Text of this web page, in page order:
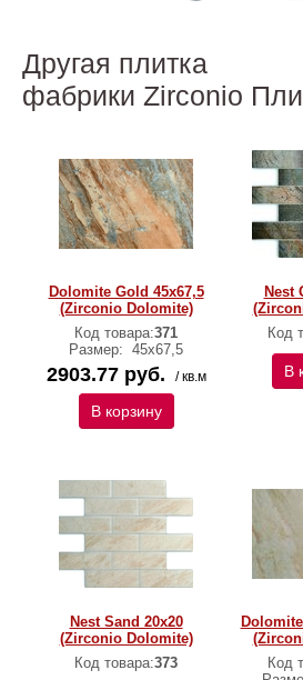
Другая плитка
фабрики Zirconio
Dolomite Gold 45x67,5
(Zirconio Dolomite)
Код товара:371
Размер: 45х67,5
2903.77 руб. / кв.м
В корзину
Nest
Код
В
Nest Sand 20х20
(Zirconio Dolomite)
Код товара:373
Код